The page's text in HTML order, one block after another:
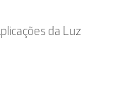
da Luz